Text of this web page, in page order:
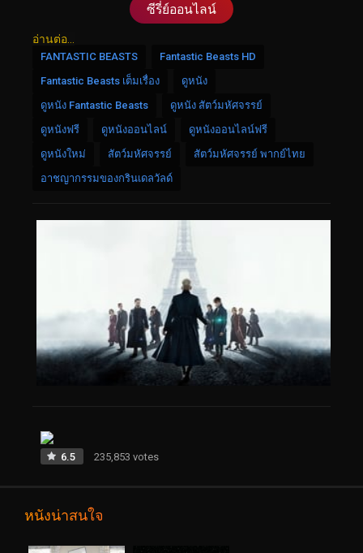
ซีรี่ย์ออนไลน์
อ่านต่อ...
FANTASTIC BEASTS
Fantastic Beasts HD
Fantastic Beasts เต็มเรื่อง
ดูหนัง
ดูหนัง Fantastic Beasts
ดูหนัง สัตว์มหัศจรรย์
ดูหนังฟรี
ดูหนังออนไลน์
ดูหนังออนไลน์ฟรี
ดูหนังใหม่
สัตว์มหัศจรรย์
สัตว์มหัศจรรย์ พากย์ไทย
อาชญากรรมของกรินเดลวัลด์
6.5 235,853 votes
หนังน่าสนใจ